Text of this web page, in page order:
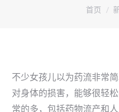
你在这
首页
不少女孩儿以为药流非常
对身体的损害，能够很轻
常的多，包括药物流产和